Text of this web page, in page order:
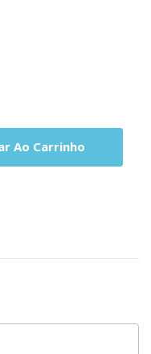
Ao Carrinho